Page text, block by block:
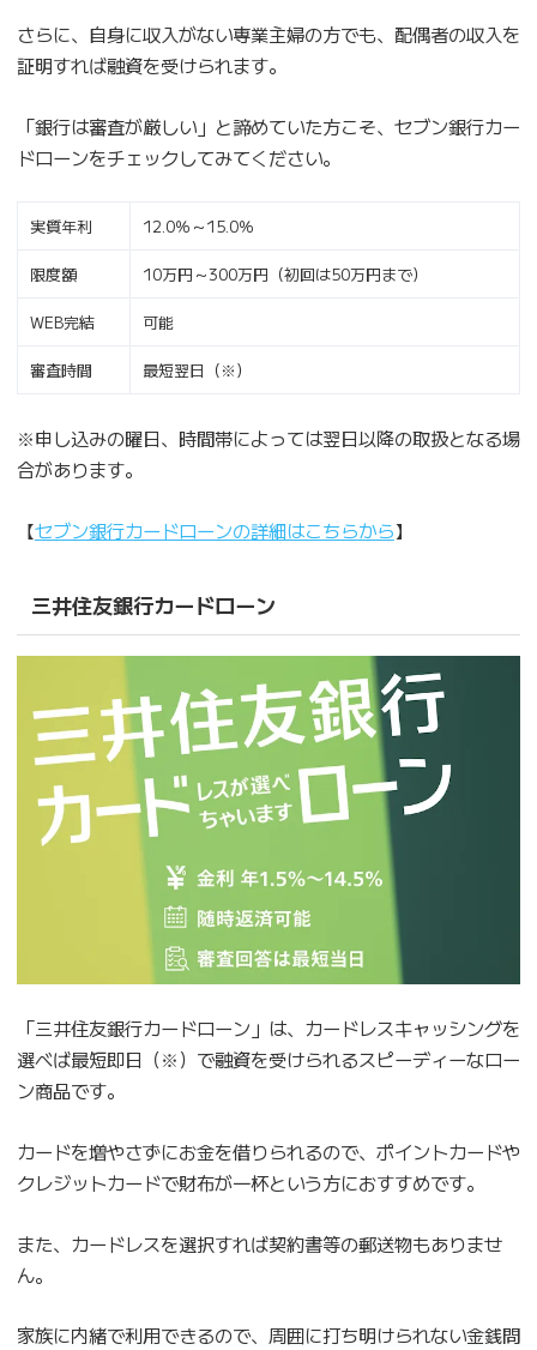
さらに、自身に収入がない専業主婦の方でも、配偶者の収入を
証明すれば融資を受けられます。
「銀行は審査が厳しい」と諦めていた方こそ、セブン銀行カー
ドローンをチェックしてみてください。
実質年利 12.0％～15.0％
限度額 10万円～300万円（初回は50万円まで）
WEB完結 可能
審査時間 最短翌日（※）
※申し込みの曜日、時間帯によっては翌日以降の取扱となる場
合があります。
【セブン銀行カードローンの詳細はこちらから】
三井住友銀行カードローン
「三井住友銀行カードローン」は、カードレスキャッシングを
選べば最短即日（※）で融資を受けられるスピーディーなロー
ン商品です。
カードを増やさずにお金を借りられるので、ポイントカードや
クレジットカードで財布が一杯という方におすすめです。
また、カードレスを選択すれば契約書等の郵送物もありませ
ん。
家族に内緒で利用できるので、周囲に打ち明けられない金銭問